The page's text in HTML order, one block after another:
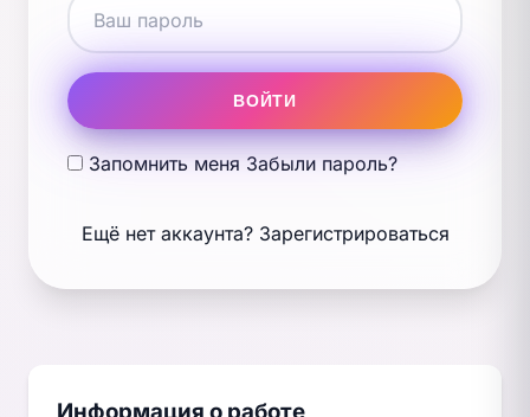
ВОЙТИ
Запомнить меня Забыли пароль?
Ещё нет аккаунта? Зарегистрироваться